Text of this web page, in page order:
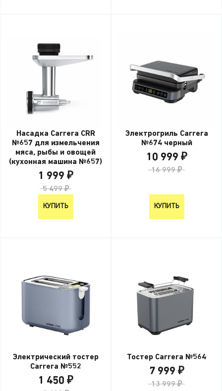
Насадка Carrera CRR
№657 для измельчения
мяса, рыбы и овощей
(кухонная машина №657)
1 999 ₽
5 499 ₽
КУПИТЬ
Электрогриль Carrera
№674 черный
10 999 ₽
16 999 ₽
КУПИТЬ
Электрический тостер
Carrera №552
1 450 ₽
Тостер Carrera №564
7 999 ₽
13 999 ₽